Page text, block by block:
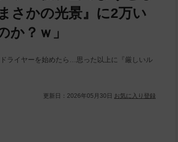
さかの光景』に2万い
か？ｗ」
ライヤーを始めたら…思った以上に『厳しいル
更新日： 2026年05月30日 お気に入り登録